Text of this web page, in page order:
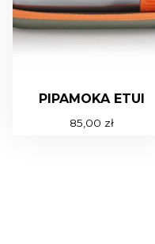
PIPAMOKA ETUI
85,00 zł